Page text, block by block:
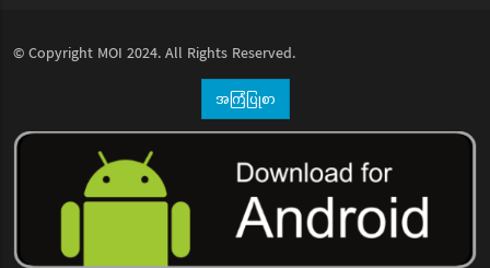
© Copyright MOI 2024. All Rights Reserved.
အကြံပြုစာ